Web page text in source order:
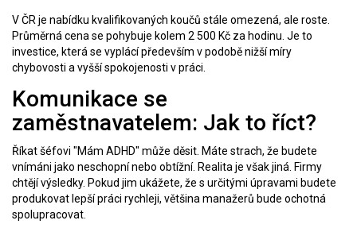
V ČR je nabídku kvalifikovaných koučů stále omezená, ale roste.
Průměrná cena se pohybuje kolem 2 500 Kč za hodinu. Je to
investice, která se vyplácí především v podobě nižší míry
chybovosti a vyšší spokojenosti v práci.
Komunikace se
zaměstnavatelem: Jak to říct?
Říkat šéfovi "Mám ADHD" může děsit. Máte strach, že budete
vnímáni jako neschopní nebo obtížní. Realita je však jiná. Firmy
chtějí výsledky. Pokud jim ukážete, že s určitými úpravami budete
produkovat lepší práci rychleji, většina manažerů bude ochotná
spolupracovat.